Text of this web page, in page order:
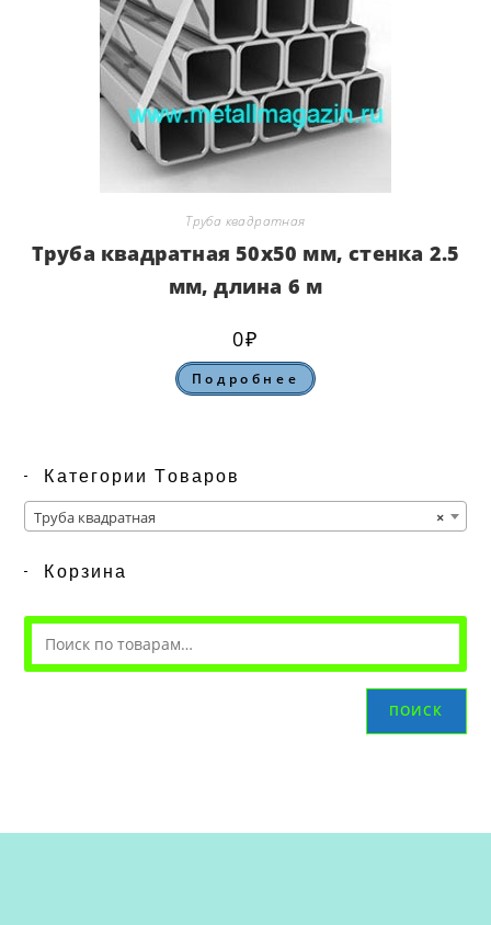
Труба квадратная
Труба квадратная 50х50 мм, стенка 2.5
мм, длина 6 м
0₽
Подробнее
Категории Товаров
×
Труба квадратная
Корзина
ПОИСК